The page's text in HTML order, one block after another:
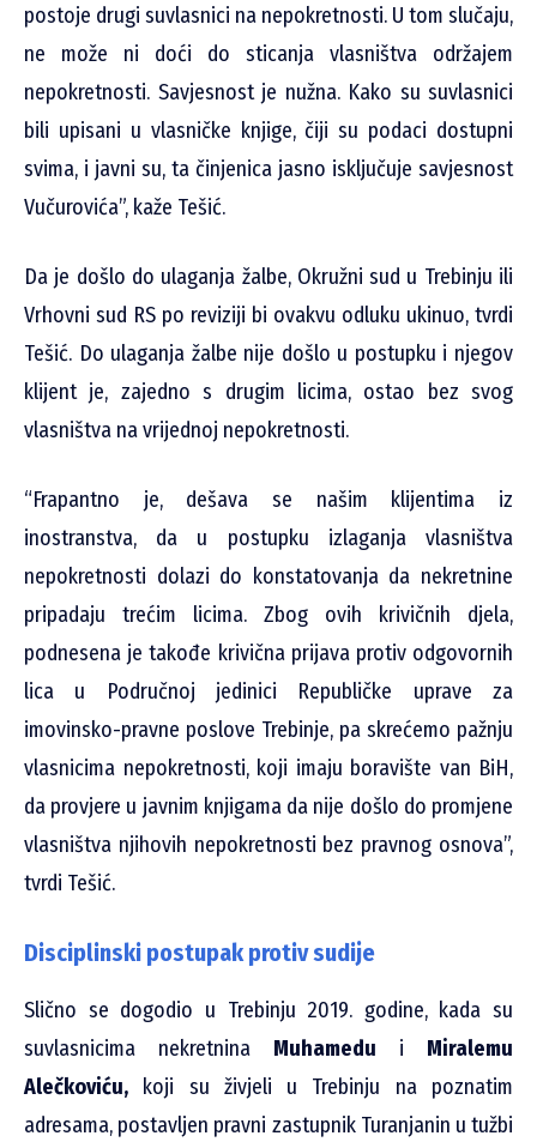
postoje drugi suvlasnici na nepokretnosti. U tom slučaju,
ne može ni doći do sticanja vlasništva održajem
nepokretnosti. Savjesnost je nužna. Kako su suvlasnici
bili upisani u vlasničke knjige, čiji su podaci dostupni
svima, i javni su, ta činjenica jasno isključuje savjesnost
Vučurovića”, kaže Tešić.
Da je došlo do ulaganja žalbe, Okružni sud u Trebinju ili
Vrhovni sud RS po reviziji bi ovakvu odluku ukinuo, tvrdi
Tešić. Do ulaganja žalbe nije došlo u postupku i njegov
klijent je, zajedno s drugim licima, ostao bez svog
vlasništva na vrijednoj nepokretnosti.
“Frapantno je, dešava se našim klijentima iz
inostranstva, da u postupku izlaganja vlasništva
nepokretnosti dolazi do konstatovanja da nekretnine
pripadaju trećim licima. Zbog ovih krivičnih djela,
podnesena je takođe krivična prijava protiv odgovornih
lica u Područnoj jedinici Republičke uprave za
imovinsko-pravne poslove Trebinje, pa skrećemo pažnju
vlasnicima nepokretnosti, koji imaju boravište van BiH,
da provjere u javnim knjigama da nije došlo do promjene
vlasništva njihovih nepokretnosti bez pravnog osnova”,
tvrdi Tešić.
Disciplinski postupak protiv sudije
Slično se dogodio u Trebinju 2019. godine, kada su
suvlasnicima nekretnina Muhamedu i Miralemu
Alečkoviću, koji su živjeli u Trebinju na poznatim
adresama, postavljen pravni zastupnik Turanjanin u tužbi